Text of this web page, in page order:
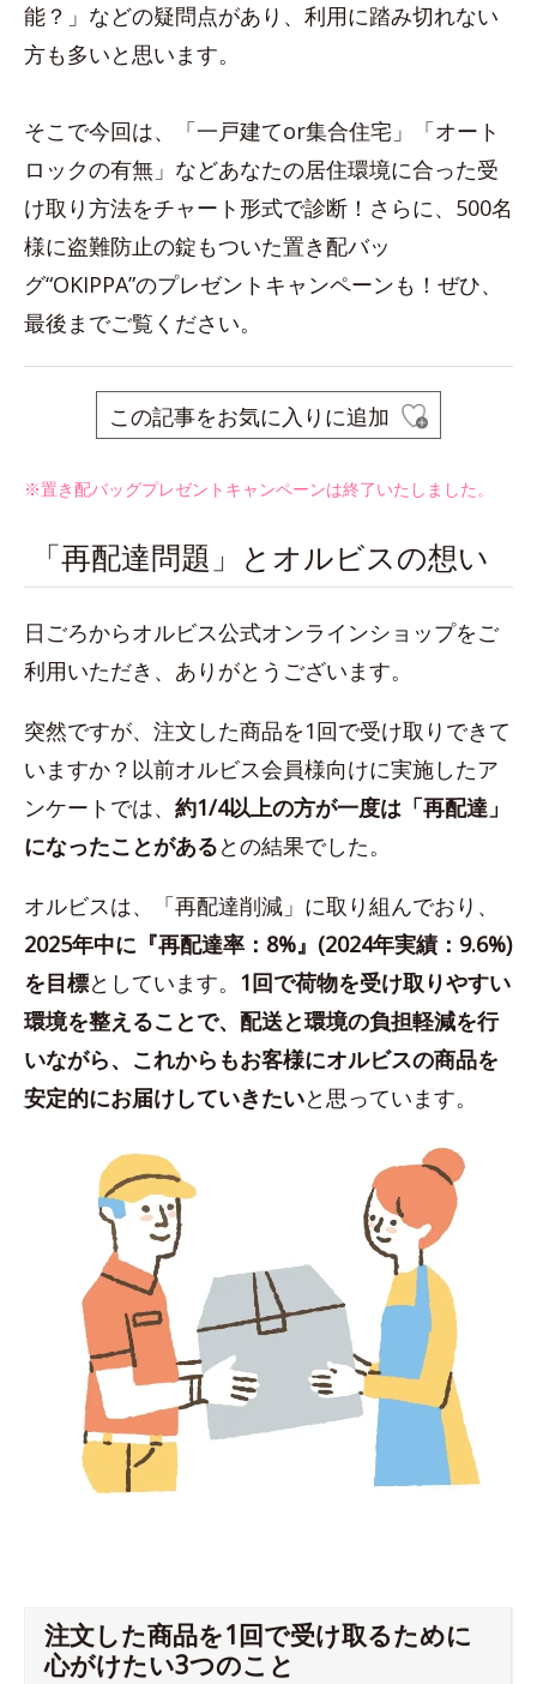
能？」などの疑問点があり、利用に踏み切れない
方も多いと思います。
そこで今回は、「一戸建てor集合住宅」「オート
ロックの有無」などあなたの居住環境に合った受
け取り方法をチャート形式で診断！さらに、500名
様に盗難防止の錠もついた置き配バッ
グ“OKIPPA”のプレゼントキャンペーンも！ぜひ、
最後までご覧ください。
この記事をお気に入りに追加
※置き配バッグプレゼントキャンペーンは終了いたしました。
「再配達問題」とオルビスの想い
日ごろからオルビス公式オンラインショップをご
利用いただき、ありがとうございます。
突然ですが、注文した商品を1回で受け取りできて
いますか？以前オルビス会員様向けに実施したア
ンケートでは、 約1/4以上の方が一度は「再配達」
になったことがあるとの結果でした。
オルビスは、「再配達削減」に取り組んでおり、
2025年中に『再配達率：8%』(2024年実績：9.6%)
を目標としています。 1回で荷物を受け取りやすい
環境を整えることで、配送と環境の負担軽減を行
いながら、これからもお客様にオルビスの商品を
安定的にお届けしていきたいと思っています。
注文した商品を1回で受け取るために
心がけたい3つのこと